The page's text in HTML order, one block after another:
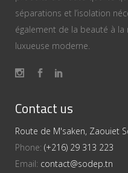
séparations et l’isolation
également de la beauté à
luxueuse moderne.
Contact us
Route de M'saken, Zaouiet
Phone: (+216) 29 313 223
Email: contact@sodep.tn